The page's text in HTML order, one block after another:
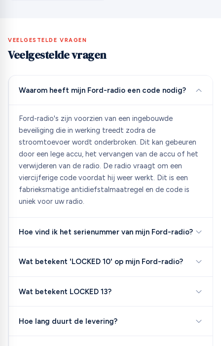
VEELGESTELDE VRAGEN
Veelgestelde vragen
Waarom heeft mijn Ford-radio een code nodig?
Ford-radio's zijn voorzien van een ingebouwde
beveiliging die in werking treedt zodra de
stroomtoevoer wordt onderbroken. Dit kan gebeuren
door een lege accu, het vervangen van de accu of het
verwijderen van de radio. De radio vraagt om een
viercijferige code voordat hij weer werkt. Dit is een
fabrieksmatige antidiefstalmaatregel en de code is
uniek voor uw radio.
Hoe vind ik het serienummer van mijn Ford-radio?
Wat betekent 'LOCKED 10' op mijn Ford-radio?
Wat betekent LOCKED 13?
Hoe lang duurt de levering?